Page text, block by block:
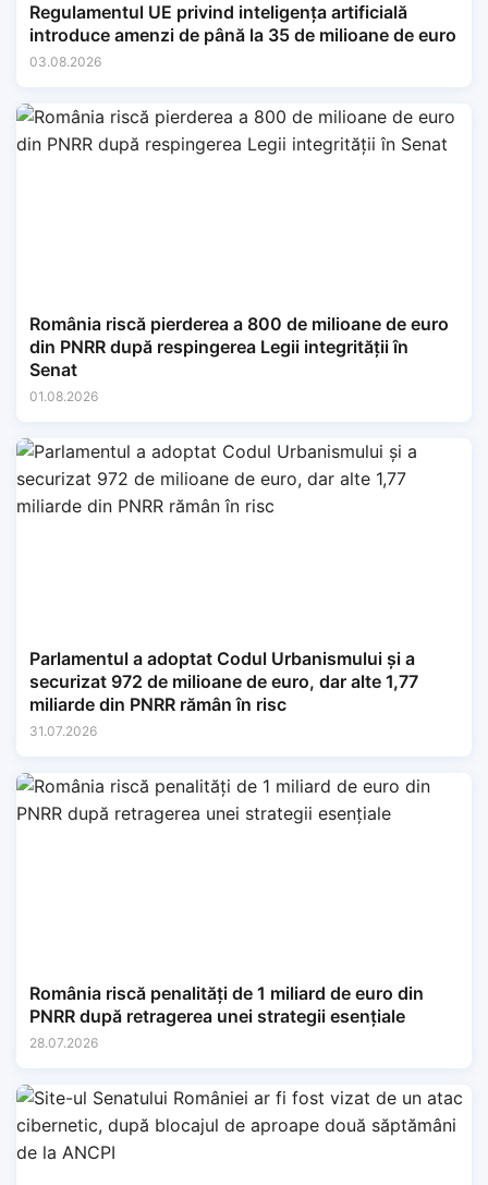
Regulamentul UE privind inteligența artificială
introduce amenzi de până la 35 de milioane de euro
03.08.2026
România riscă pierderea a 800 de milioane de euro
din PNRR după respingerea Legii integrității în
Senat
01.08.2026
Parlamentul a adoptat Codul Urbanismului și a
securizat 972 de milioane de euro, dar alte 1,77
miliarde din PNRR rămân în risc
31.07.2026
România riscă penalități de 1 miliard de euro din
PNRR după retragerea unei strategii esențiale
28.07.2026